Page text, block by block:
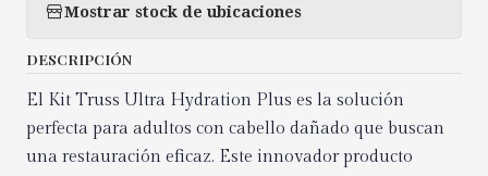
Mostrar stock de ubicaciones
DESCRIPCIÓN
El Kit Truss Ultra Hydration Plus es la solución
perfecta para adultos con cabello dañado que buscan
una restauración eficaz. Este innovador producto